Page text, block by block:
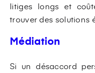
litiges longs et
trouver des solutions
Médiation
Si un désaccord